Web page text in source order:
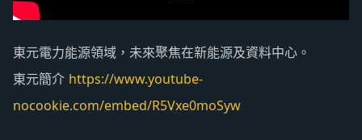
東元電力能源領域，未來聚焦在新能源及資料中心。
東元簡介 https://www.youtube-
nocookie.com/embed/R5Vxe0moSyw